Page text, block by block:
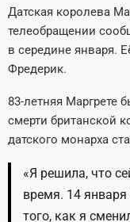
Датская королева
телеобращении
в середине января.
Фредерик.
83-летняя Маргрете
смерти британской
датского монарха
«Я решила, что
время. 14 января
того, как я